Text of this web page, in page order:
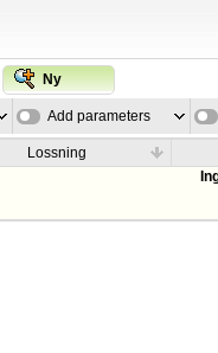
Ny
Add parameters
Lossning